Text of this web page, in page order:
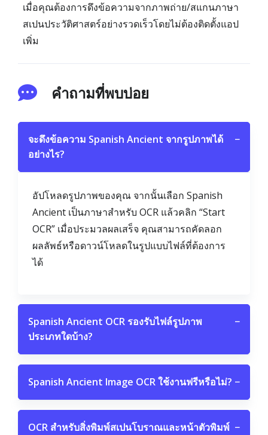
เมื่อคุณต้องการดึงข้อความจากภาพถ่าย/สแกนภาษา
สเปนประวัติศาสตร์อย่างรวดเร็วโดยไม่ต้องติดตั้งแอป
เพิ่ม
คำถามที่พบบ่อย
จะดึงข้อความ Spanish Ancient จากรูปภาพได้
อย่างไร?
−
อัปโหลดรูปภาพของคุณ จากนั้นเลือก Spanish
Ancient เป็นภาษาสำหรับ OCR แล้วคลิก “Start
OCR” เมื่อประมวลผลเสร็จ คุณสามารถคัดลอก
ผลลัพธ์หรือดาวน์โหลดในรูปแบบไฟล์ที่ต้องการ
ได้
Spanish Ancient OCR รองรับไฟล์รูปภาพ
ประเภทใดบ้าง?
−
Spanish Ancient Image OCR ใช้งานฟรีหรือไม่? −
OCR สำหรับสิ่งพิมพ์สเปนโบราณและหน้าตัวพิมพ์ −